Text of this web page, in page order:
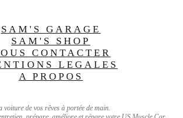
SAM'S GARAGE
SAM'S SHOP
CONTACTER
LEGALES
A PROPOS
voiture de vos rêves à portée de main.